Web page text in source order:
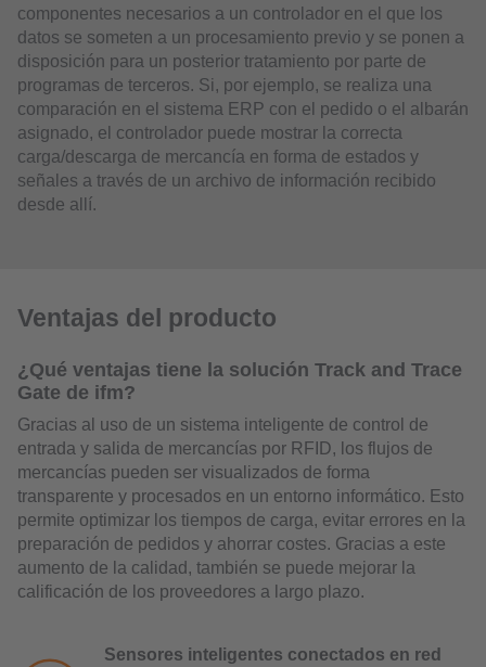
componentes necesarios a un controlador en el que los
datos se someten a un procesamiento previo y se ponen a
disposición para un posterior tratamiento por parte de
programas de terceros. Si, por ejemplo, se realiza una
comparación en el sistema ERP con el pedido o el albarán
asignado, el controlador puede mostrar la correcta
carga/descarga de mercancía en forma de estados y
señales a través de un archivo de información recibido
desde allí.
Ventajas del producto
¿Qué ventajas tiene la solución Track and Trace
Gate de ifm?
Gracias al uso de un sistema inteligente de control de
entrada y salida de mercancías por RFID, los flujos de
mercancías pueden ser visualizados de forma
transparente y procesados en un entorno informático. Esto
permite optimizar los tiempos de carga, evitar errores en la
preparación de pedidos y ahorrar costes. Gracias a este
aumento de la calidad, también se puede mejorar la
calificación de los proveedores a largo plazo.
Sensores inteligentes conectados en red